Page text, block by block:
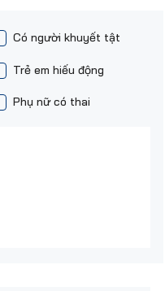
Trẻ em hiếu động
Có người khuyết tật
Phụ nữ có thai